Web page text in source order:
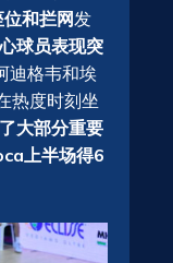
和拦网发
球员表现突
迪格韦和埃
热度时刻坐
大部分重要
上半场得6